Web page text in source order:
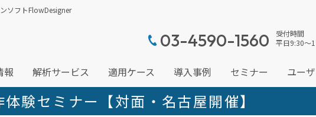
ソフトFlowDesigner
03-4590-1560
受付時間
平日9:30～
報 解析サービス 適用ケース 導入事例 セミナー ユー
験セミナー【対面・名古屋開催】